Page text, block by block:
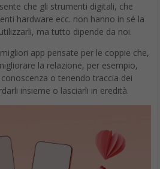
che gli strumenti digitali, che
hardware ecc. non hanno in sé la
ma tutto dipende da noi.
app pensate per le coppie che,
la relazione, per esempio,
o tenendo traccia dei
insieme o lasciarli in eredità.